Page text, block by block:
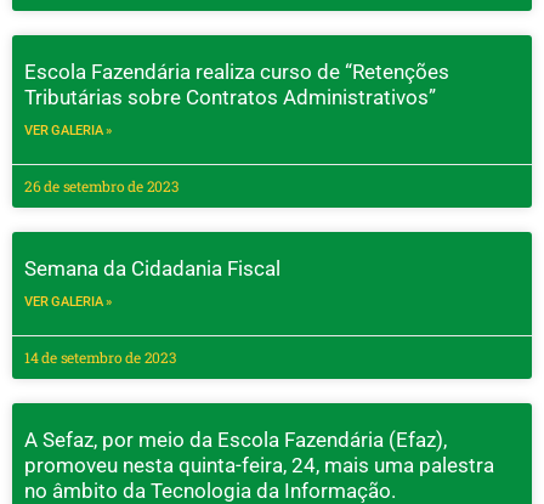
Escola Fazendária realiza curso de “Retenções
Tributárias sobre Contratos Administrativos”
VER GALERIA »
26 de setembro de 2023
Semana da Cidadania Fiscal
VER GALERIA »
14 de setembro de 2023
A Sefaz, por meio da Escola Fazendária (Efaz),
promoveu nesta quinta-feira, 24, mais uma palestra
no âmbito da Tecnologia da Informação.